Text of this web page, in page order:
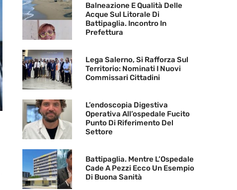
Balneazione E Qualità Delle
Acque Sul Litorale Di
Battipaglia. Incontro In
Prefettura
Lega Salerno, Si Rafforza Sul
Territorio: Nominati I Nuovi
Commissari Cittadini
L’endoscopia Digestiva
Operativa All’ospedale Fucito
Punto Di Riferimento Del
Settore
Battipaglia. Mentre L’Ospedale
Cade A Pezzi Ecco Un Esempio
Di Buona Sanità